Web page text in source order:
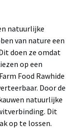
natuurlijke
van nature een
doen ze omdat
op een
Food Rawhide
Door de
natuurlijke
Dit
op te lossen.